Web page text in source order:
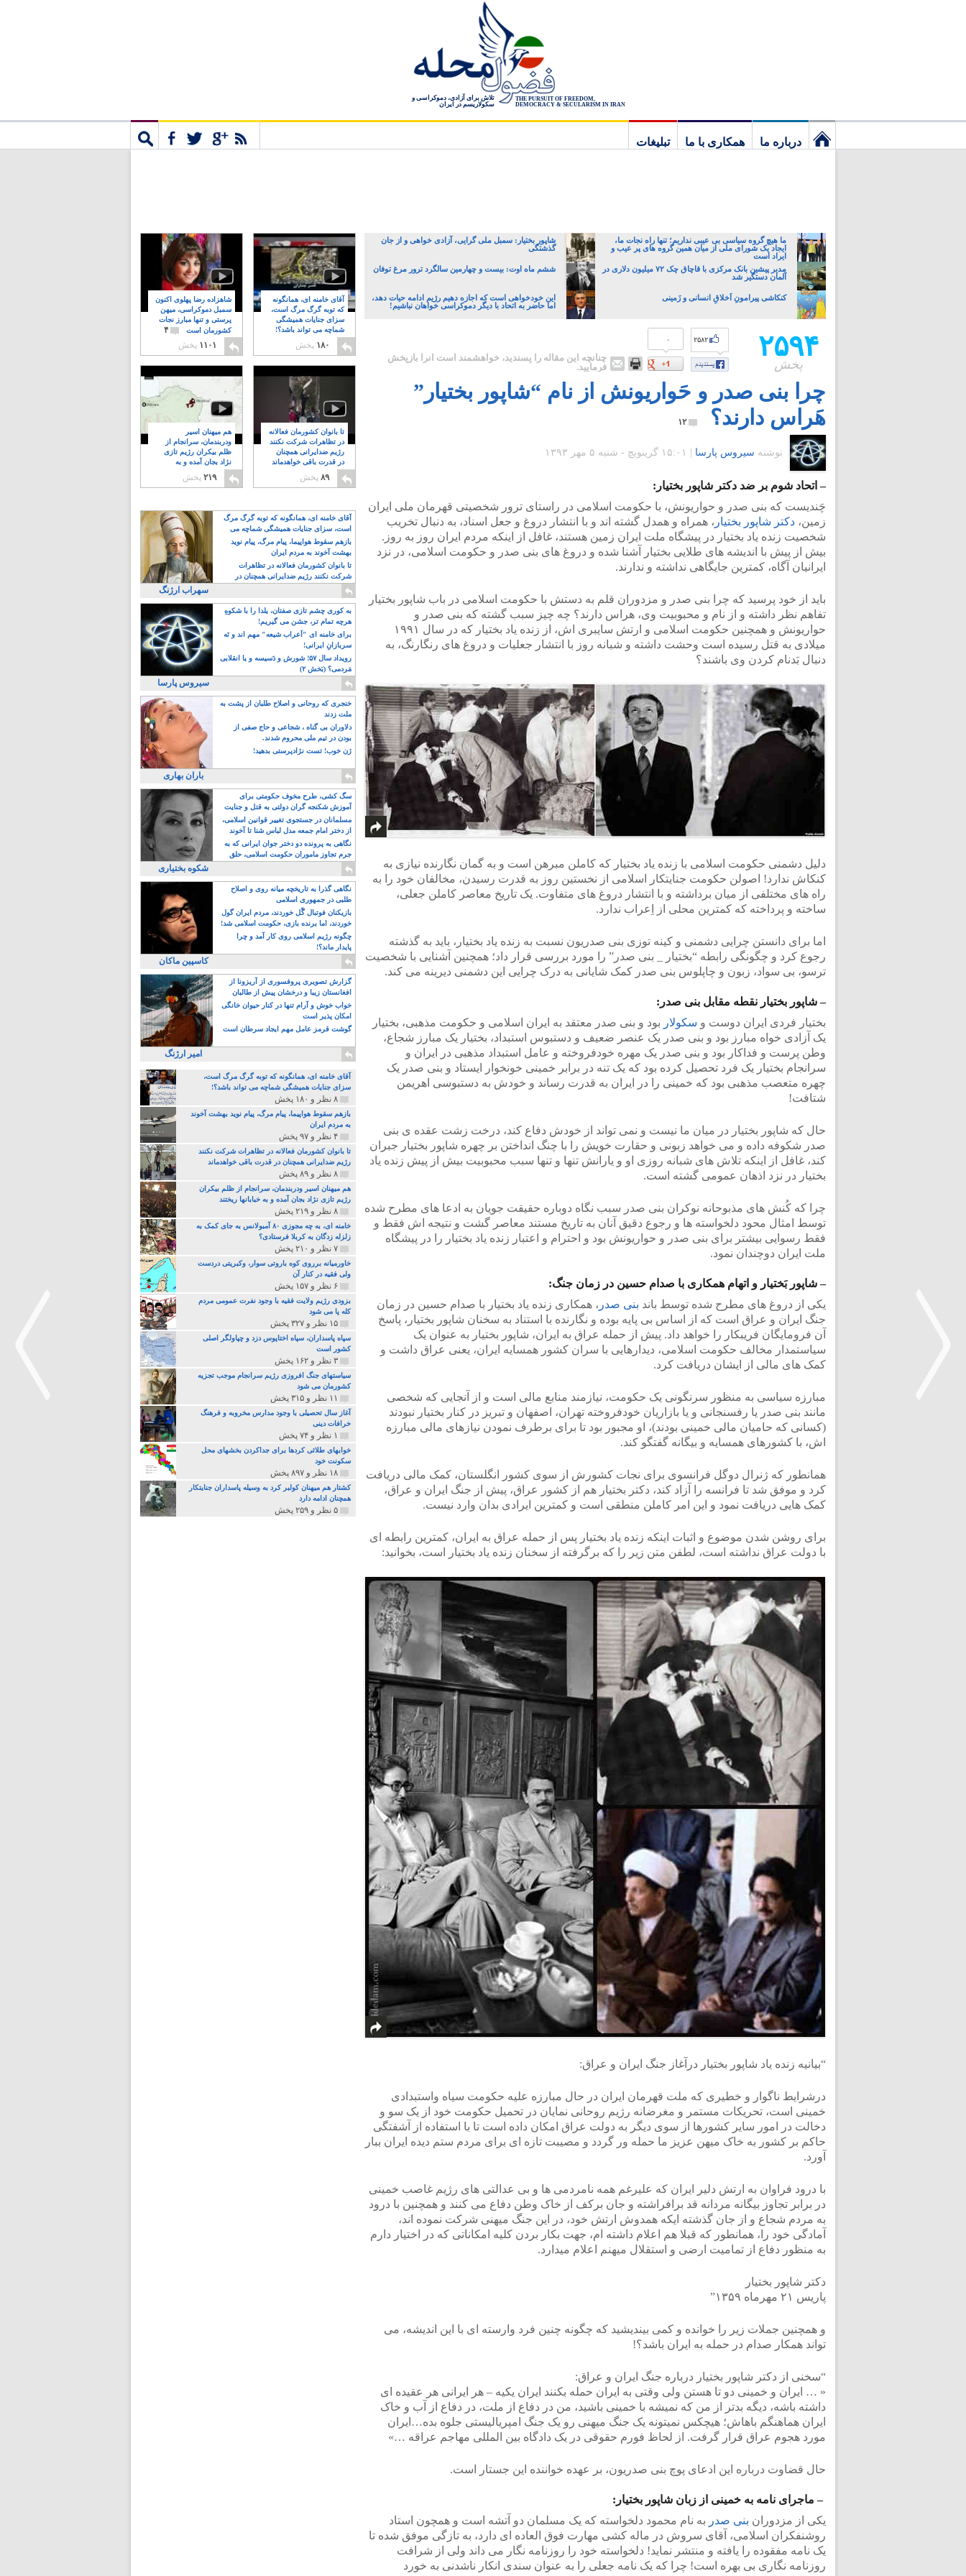
THE PURSUIT OF FREEDOM,
DEMOCRACY & SECULARISM IN IRAN
تلاش برای آزادی، دموکراسی و
سکولاریسم در ایران
درباره ما همکاری با ما
تبلیغات
ما هیچ گروه سیاسی بی عیبی نداریم؛ تنها راه نجات ما،
ایجاد یک شورای ملی از میان همین گروه های پر عیب و
ایراد است
شاپور بختیار: سمبل ملی گرایی، آزادی خواهی و از جان
گذشتگی
مدیر پیشین بانک مرکزی با قاچاق چک ۷۲ میلیون دلاری در
آلمان دستگیر شد
ششم ماه اوت: بیست و چهارمین سالگرد ترور مرغ توفان
کنکاشی پیرامونِ اَخلاقِ انسانی و زَمینی
این خودخواهی است که اجازه دهیم رژیم ادامه حیات دهد،
اما حاضر به اتحاد با دیگر دموکراسی خواهان نباشیم!
۲۵۹۴
پخش
۰ ۲۵۸۲
چنانچه این مقاله را پسندید، خواهشمند است آنرا بازپخش
فرمایید.
چرا بنی صدر و حَواریونش از نام “شاپور بختیار”
هَراس دارند؟
۱۲
نوشته سیروس پارسا ۱۵:۰۱ گرينويچ - شنبه ۵ مهر ۱۳۹۳
– اتحاد شوم بر ضد دکتر شاپور بختیار:
چَندیست که بنی صدر و حواریونش، با حکومت اسلامی در راستای ترور شخصیتی قهرمان ملی ایران
زمین، دکتر شاپور بختیار ، همراه و همدل گشته اند و با انتشار دروغ و جعل اسناد، به دنبال تخریب
شخصیت زنده یاد بختیار در پیشگاه ملت ایران زمین هستند، غافل از اینکه مردم ایران روز به روز.
بیش از پیش با اندیشه های طلایی بختیار آشنا شده و دروغ های بنی صدر و حکومت اسلامی، در نزد
ایرانیان آگاه، کمترین جایگاهی نداشته و ندارند.
باید از خود پرسید که چرا بنی صدر و مزدوران قلم به دستش با حکومت اسلامی در باب شاپور بختیار
تفاهم نظر داشته و از نام و محبوبیت وی، هراس دارند؟ چه چیز سبب گشته که بنی صدر و
حواریونش و همچنین حکومت اسلامی و ارتش سایبری اش، از زنده یاد بختیار که در سال ۱۹۹۱
میلادی به قتل رسیده است وحشت داشته و شبانه روز با انتشار جعلیات و دروغ های رنگارنگ، به
دنبال بَدنام کردن وی باشند؟
دلیل دشمنی حکومت اسلامی با زنده یاد بختیار که کاملن مبرهن است و به گمان نگارنده نیازی به
کنکاش ندارد! اصولن حکومت جنایتکار اسلامی از نخستین روز به قدرت رسیدن، مخالفان خود را به
راه های مختلفی از میان برداشته و با انتشار دروغ های متفاوت. یک تاریخ معاصر کاملن جعلی،
ساخته و پرداخته که کمترین محلی از اِعراب ندارد.
اما برای دانستن چرایی دشمنی و کینه توزی بنی صدریون نسبت به زنده یاد بختیار، باید به گذشته
رجوع کرد و چگونگی رابطه “بختیار _ بنی صدر” را مورد بررسی قرار داد؛ همچنین آشنایی با شخصیت
ترسو، بی سواد، زبون و چاپلوس بنی صدر کمک شایانی به درک چرایی این دشمنی دیرینه می کند.
– شاپور بختیار نقطه مقابل بنی صدر:
بختیار فردی ایران دوست و سکولار بود و بنی صدر معتقد به ایران اسلامی و حکومت مذهبی، بختیار
یک آزادی خواه مبارز بود و بنی صدر یک عنصر ضعیف و دستبوس استبداد، بختیار یک مبارز شجاع،
وطن پرست و فداکار بود و بنی صدر یک مهره خودفروخته و عامل استبداد مذهبی در ایران و
سرانجام بختیار یک فرد تحصیل کرده بود که یک تنه در برابر خمینی خونخوار ایستاد و بنی صدر یک
چهره متعصب مذهبی بود که خمینی را در ایران به قدرت رساند و خودش به دستبوسی اهریمن
شتافت!
حال که شاپور بختیار در میان ما نیست و نمی تواند از خودش دفاع کند، درخت زشت عقده ی بنی
صدر شکوفه داده و می خواهد زبونی و حقارت خویش را با چنگ انداختن بر چهره شاپور بختیار جبران
کند، غافل از اینکه تلاش های شبانه روزی او و یارانش تنها و تنها سبب محبوبیت بیش از پیش زنده یاد
بختیار در نزد اذهان عمومی گشته است.
چرا که کُنش های مذبوحانه نوکران بنی صدر سبب نگاه دوباره حقیقت جویان به ادعا های مطرح شده
توسط امثال محود دلخواسته ها و رجوع دقیق آنان به تاریخ مستند معاصر گشت و نتیجه اش فقط و
فقط رسوایی بیشتر برای بنی صدر و حواریونش بود و احترام و اعتبار زنده یاد بختیار را در پیشگاه
ملت ایران دوچندان نمود.
– شاپور بَختیار و اتهام همکاری با صدام حسین در زمان جنگ:
یکی از دروغ های مطرح شده توسط باند بنی صدر ، همکاری زنده یاد بختیار با صدام حسین در زمان
جنگ ایران و عراق است که از اساس بی پایه بوده و نگارنده با استناد به سخنان شاپور بختیار، پاسخ
آن فرومایگان فریبکار را خواهد داد. پیش از حمله عراق به ایران، شاپور بختیار به عنوان یک
سیاستمدار مخالف حکومت اسلامی، دیدارهایی با سران کشور همسایه ایران، یعنی عراق داشت و
کمک های مالی از ایشان دریافت کرد.
مبارزه سیاسی به منظور سرنگونی یک حکومت، نیازمند منابع مالی است و از آنجایی که شخصی
مانند بنی صدر یا رفسنجانی و یا بازاریان خودفروخته تهران، اصفهان و تبریز در کنار بختیار نبودند
(کسانی که حامیان مالی خمینی بودند)، او مجبور بود تا برای برطرف نمودن نیازهای مالی مبارزه
اش، با کشورهای همسایه و بیگانه گفتگو کند.
همانطور که ژنرال دوگل فرانسوی برای نجات کشورش از سوی کشور انگلستان، کمک مالی دریافت
کرد و موفق شد تا فرانسه را آزاد کند، دکتر بختیار هم از کشور عراق، پیش از جنگ ایران و عراق،
کمک هایی دریافت نمود و این امر کاملن منطقی است و کمترین ایرادی بدان وارد نیست.
برای روشن شدن موضوع و اثبات اینکه زنده یاد بختیار پس از حمله عراق به ایران، کمترین رابطه ای
با دولت عراق نداشته است، لطفن متن زیر را که برگرفته از سخنان زنده یاد بختیار است، بخوانید:
“بیانیه زنده یاد شاپور بختیار درآغاز جنگ ایران و عراق:
درشرایط ناگوار و خطیری که ملت قهرمان ایران در حال مبارزه علیه حکومت سیاه واستبدادی
خمینی است، تحریکات مستمر و مغرضانه ر ژیم روحانی نمایان در تحمیل حکومت خود از یک سو و
دخالت در امور سایر کشورها از سوی دیگر به دولت عراق امکان داده است تا با استفاده از آشفتگی
حاکم بر کشور به خاک میهن عزیز ما حمله ور گردد و مصیبت تازه ای برای مردم ستم دیده ایران ببار
آورد.
با درود فراوان به ارتش دلیر ایران که علیرغم همه نامردمی ها و بی عدالتی های رژیم غاصب خمینی
در برابر تجاوز بیگانه مردانه قد برافراشته و جان برکف از خاک وطن دفاع می کنند و همچنین با درود
به مردم شجاع و از جان گذشته ایکه همدوش ارتش خود، در این جنگ میهنی شرکت نموده اند،
آمادگی خود را، همانطور که قبلا هم اعلام داشته ام، جهت بکار بردن کلیه امکاناتی که در اختیار دارم
به منظور دفاع از تمامیت ارضی و استقلال میهنم اعلام میدارد.
دکتر شاپور بختیار
پاریس ۲۱ مهرماه ۱۳۵۹”
و همچنین جملات زیر را خوانده و کمی بیندیشید که چگونه چنین فرد وارسته ای با این اندیشه، می
تواند همکار صدام در حمله به ایران باشد؟!
“سخنی از دکتر شاپور بختیار درباره جنگ ایران و عراق:
« … ایران و خمینی دو تا هستن ولی وقتی به ایران حمله بکنند ایران یکیه – هر ایرانی هر عقیده ای
داشته باشه، دیگه بدتر از من که نمیشه با خمینی باشید، من در دفاع از ملت، در دفاع از آب و خاک
ایران هماهنگم باهاش؛ هیچکس نمیتونه یک جنگ میهنی رو یک جنگ امپریالیستی جلوه بده…ایران
مورد هجوم عراق قرار گرفت. از لحاظ فورم حقوقی در یک دادگاه بین المللی مهاجم عراقه …»
حال قضاوت درباره این ادعای پوچ بنی صدریون، بر عهده خواننده این جستار است.
– ماجرای نامه به خمینی از زبان شاپور بختیار:
یکی از مزدوران بنی صدر به نام محمود دلخواسته که یک مسلمان دو آتشه است و همچون استاد
روشنفکران اسلامی، آقای سروش در ماله کشی مهارت فوق العاده ای دارد، به تازگی موفق شده تا
یک نامه مفقوده را یافته و منتشر نماید! دلخواسته خود را روزنامه نگار می داند ولی از شرافت
روزنامه نگاری بی بهره است! چرا که یک نامه جعلی را به عنوان سندی انکار ناشدنی به خورد
شاهزاده رضا پهلوی اکنون
سمبل دموکراسی، میهن
پرستی و تنها مبارز نجات
کشورمان است
۴
۱۱۰۱ پخش
آقای خامنه ای، همانگونه
که توبه گرگ مرگ است،
سزای جنایات همیشگی
شماچه می تواند باشد؟!
۸
۱۸۰ پخش
هم میهنان اسیر
ودربندمان، سرانجام از
ظلم بیکران رژیم تازی
نژاد بجان آمده و به
۲۱۹ پخش
تا بانوان کشورمان فعالانه
در تظاهرات شرکت نکنند
رژیم ضدایرانی همچنان
در قدرت باقی خواهدماند
۸
۸۹ پخش
آقای خامنه ای، همانگونه که توبه گرگ مرگ
است، سزای جنایات همیشگی شماچه می
تواند باشد؟!
بازهم سقوط هواپیما، پیام مرگ، پیام نوید
بهشت آخوند به مردم ایران
تا بانوان کشورمان فعالانه در تظاهرات
شرکت نکنند رژیم ضدایرانی همچنان در
قدرت باقی خواهدماند
سهراب ارژنگ
به کوری چشم تازی صفتان، یلدا را با شکوهِ
هرچه تمام تر، جشن می گیریم!
برای خامنه ای "اَعراب شیعه" مهم اند و نَه
سربازانِ ایرانی!
رویداد سال ۵۷؛ شورش و دَسیسه و یا انقلابی
مَردمی؟ (بَخش ۲)
سیروس پارسا
خنجری که روحانی و اصلاح طلبان از پشت به
ملت زدند
دلاوران بی گناه ، شجاعی و حاج صفی از
بودن در تیم ملی محروم شدند.
ژن خوب! تست نژادپرستی بدهید!
باران بهاری
سگ کشی، طرح مخوف حکومتی برای
آموزش شکنجه گران دولتی به قتل و جنایت
بیشتر
مسلمانان در جستجوی تغییر قوانین اسلامی،
از دختر امام جمعه مدل لباس شنا تا آخوند
مسلمان همجنسگرا!
نگاهی به پرونده دو دختر جوان ایرانی که به
جرم تجاوز ماموران حکومت اسلامی، حلق
آویز شدند!
شکوه بختیاری
نگاهی گذرا به تاریخچه میانه روی و اصلاح
طلبی در جمهوری اسلامی
بازیکنان فوتبال گًل خوردند، مردم ایران گول
خوردند، اما برنده بازی، حکومت اسلامی شد!
چگونه رژیم اسلامی روی کار آمد و چرا
پایدار ماند؟!
کاسپین ماکان
گزارش تصویری پروفسوری از آریزونا از
افغانستان زیبا و درخشان پیش از طالبان
خواب خوش و آرام تنها در کنار حیوان خانگی
امکان پذیر است
گوشت قرمز عامل مهم ایجاد سرطان است
امیر ارژنگ
آقای خامنه ای، همانگونه که توبه گرگ مرگ است،
سزای جنایات همیشگی شماچه می تواند باشد؟!
۸ نظر و ۱۸۰ پخش
بازهم سقوط هواپیما، پیام مرگ، پیام نوید بهشت آخوند
به مردم ایران
۴ نظر و ۹۷ پخش
تا بانوان کشورمان فعالانه در تظاهرات شرکت نکنند
رژیم ضدایرانی همچنان در قدرت باقی خواهدماند
۸ نظر و ۸۹ پخش
هم میهنان اسیر ودربندمان، سرانجام از ظلم بیکران
رژیم تازی نژاد بجان آمده و به خبابانها ریختند
۸ نظر و ۲۱۹ پخش
خامنه ای، به چه مجوزی ۸۰ آمبولانس به جای کمک به
زلزله زدگان به کربلا فرستادی؟
۷ نظر و ۲۱۰ پخش
خاورمیانه برروی کوه باروتی سوار، وکبریتی دردست
ولی فقیه در کنار آن
۶ نظر و ۱۵۷ پخش
بزودی رژیم ولایت فقیه با وجود نفرت عمومی مردم
کله پا می شود
۱۵ نظر و ۳۲۷ پخش
سپاه پاسداران، سپاه اختاپوس دزد و چپاولگر اصلی
کشور است
۳ نظر و ۱۶۲ پخش
سیاستهای جنگ افروزی رژیم سرانجام موجب تجزیه
کشورمان می شود
۱۱ نظر و ۳۱۵ پخش
آغاز سال تحصیلی با وجود مدارس مخروبه و فرهنگ
خرافات دینی
۱ نظر و ۷۴ پخش
خوابهای طلائی کردها برای جداکردن بخشهای محل
سکونت خود
۱۸ نظر و ۸۹۷ پخش
کشتار هم میهنان کولبر کرد به وسیله پاسداران جنایتکار
همچنان ادامه دارد
۵ نظر و ۲۵۹ پخش